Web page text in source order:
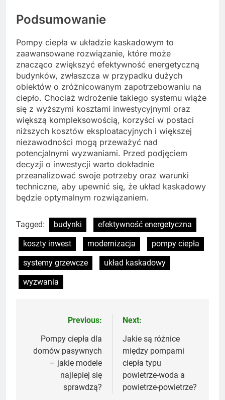
Podsumowanie
Pompy ciepła w układzie kaskadowym to
zaawansowane rozwiązanie, które może
znacząco zwiększyć efektywność energetyczną
budynków, zwłaszcza w przypadku dużych
obiektów o zróżnicowanym zapotrzebowaniu na
ciepło. Chociaż wdrożenie takiego systemu wiąże
się z wyższymi kosztami inwestycyjnymi oraz
większą kompleksowością, korzyści w postaci
niższych kosztów eksploatacyjnych i większej
niezawodności mogą przeważyć nad
potencjalnymi wyzwaniami. Przed podjęciem
decyzji o inwestycji warto dokładnie
przeanalizować swoje potrzeby oraz warunki
techniczne, aby upewnić się, że układ kaskadowy
będzie optymalnym rozwiązaniem.
Tagged: budynki
efektywność energetyczna
koszty inwest
modernizacja
pompy ciepła
systemy grzewcze
układ kaskadowy
wyzwania
Nawigacja
wpisu
Previous:
Pompy ciepła dla
domów pasywnych
– jakie modele
najlepiej się
sprawdzą?
Next:
Jakie są różnice
między pompami
ciepła typu
powietrze-woda a
powietrze-powietrze?